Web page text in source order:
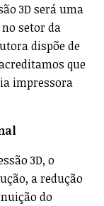
3D será uma
setor da
dispõe de
que
impressora
3D, o
a redução
do